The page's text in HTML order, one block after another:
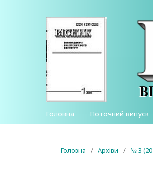
Головна Поточний випуск
Головна / Архіви / № 3